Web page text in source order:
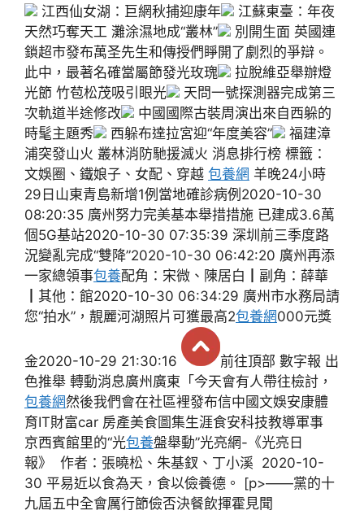
江西仙女湖：巨網秋捕迎康年
江蘇東臺：年夜
天然巧奪天工 灘涂濕地成“叢林”
別開生面 英國連
鎖超市發布萬圣先生和傳授們睜開了劇烈的爭辯。
此中，最著名確當屬節發光玫瑰
拉脫維亞舉辦燈
光節 竹苞松茂吸引眼光
天問一號探測器完成第三
次軌道半途修改
中國國際古裝周演出來自西躲的
時髦主題秀
西躲布達拉宮迎“年度美容”
福建漳
浦突發山火 叢林消防馳援滅火 消息排行榜 標籤：
文娛圈、鐵娘子、女配、穿越 包養網 羊晚24小時
29日山東青島新增1例當地確診病例2020-10-30
08:20:35 廣州努力完美基本舉措措施 已建成3.6萬
個5G基站2020-10-30 07:35:39 深圳前三季度路
況變亂完成“雙降”2020-10-30 06:42:20 廣州再添
一家總領事包養配角：宋微、陳居白┃副角：薛華
┃其他：館2020-10-30 06:34:29 廣州市水務局請
您“拍水”，靚麗河湖照片可獲最高2包養網000元獎
金2020-10-29 21:30:16
前往頂部 數字報 出
色推舉 轉動消息廣州廣東「今天會有人帶往檢討，
包養網然後我們會在社區裡發布信中國文娛安康體
育IT財富car 房產美食圖集生涯食安科技教導軍事
京西賓館里的“光包養盤舉動”光亮網-《光亮日
報》 作者：張曉松、朱基釵、丁小溪 2020-10-
30 平易近以食為天，食以儉養德。 [p>——黨的十
九屆五中全會厲行節儉否決餐飲揮霍見聞